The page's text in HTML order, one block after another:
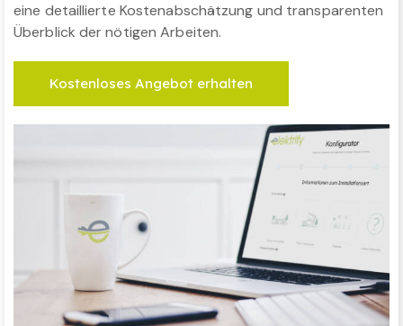
eine detaillierte Kostenabschätzung und transparenten
Überblick der nötigen Arbeiten.
Kostenloses Angebot erhalten